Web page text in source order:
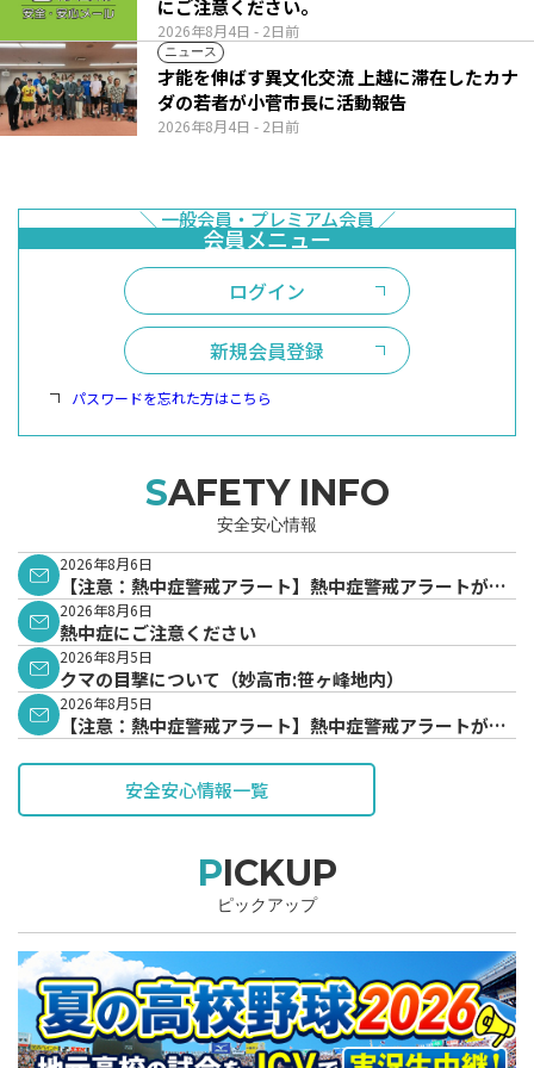
2026年8月4日 - 2日前
にご注意ください。
ニュース
2026年8月4日 - 2日前
才能を伸ばす異文化交流 上越に滞在したカナ
ダの若者が小菅市長に活動報告
ログイン
新規会員登録
パスワードを忘れた方はこちら
SAFETY INFO
安全安心情報
2026年8月6日
【注意：熱中症警戒アラート】熱中症警戒アラートが発
表されています。
2026年8月6日
熱中症にご注意ください
2026年8月5日
クマの目撃について（妙高市:笹ヶ峰地内）
2026年8月5日
【注意：熱中症警戒アラート】熱中症警戒アラートが発
安全安心情報一覧
PICKUP
ピックアップ